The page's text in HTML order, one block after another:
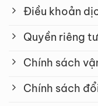
Điều khoản
Quyền riêng tư
Chính sách
Chính sách